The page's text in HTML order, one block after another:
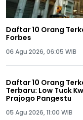
Daftar 10 Orang
Forbes
06 Agu 2026, 06:05 WIB
Daftar 10 Orang
Terbaru: Low Tuck
Prajogo Pangestu
05 Agu 2026, 11:00 WIB